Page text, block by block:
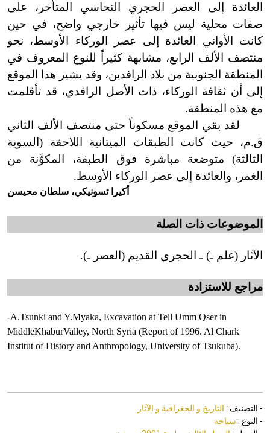
العائدة إلى العصر الحجري النحاسي المتأخر، على
صفات محلية ليس فيها تأثير خارجي واضح، في حين
كانت الأواني العائدة إلى عصر الوركاء الأوسط، نحو
منتصف الألف الرابع، مشابهة كثيراً للنوع المعروف في
المنطقة الجنوبية من بلاد الرافدين، وقد يشير هذا الموقع
إلى أن ثقافة الوركاء، ذات الأصل الرافدي، قد تأقلمت
مع هذه المنطقة.
لقد بقي الموقع مسكوناً حتى منتصف الألف الثاني
ق.م، حيث كانت الطبقات الميتانية اللاحقة (السوية
الثالثة) متوضعة مباشرة فوق الطبقة، المكوَّنة من
الغمر، والعائدة إلى عصر الوركاء الأوسط.
أكيرا تسونيكي، سلطان محيسن
الموضوعات ذات الصلة
الآثار (علم ـ) ـ الحجري القديم (العصر ـ).
مراجع للاستزادة
-A.Tsunki and Y.Myaka, Excavation at Tell Umm Qser in
MiddleKhaburValley, North Syria (Report of 1996. Al Chark
Institut of History and Anthropology, University of Tsukuba).
- التصنيف : التاريخ و الجغرافية و الآثار
- النوع : سياحة